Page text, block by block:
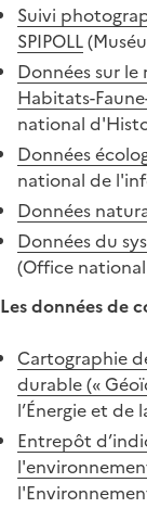
Suivi
SPIPOLL
Données sur
Habitats-
national
Données
national de
Données
Données du
(Office
Les données de
Cartographie
durable («
l’Énergie et de
Entrepôt